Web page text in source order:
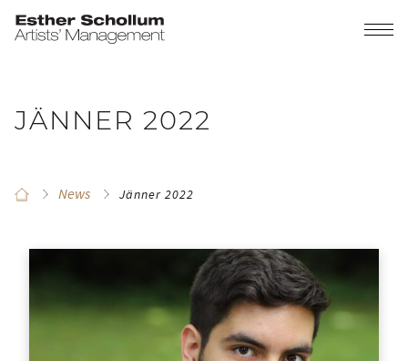
JÄNNER 2022
News Jänner 2022